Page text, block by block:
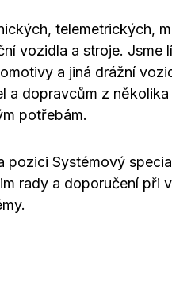
telemetrických,
vozidla a stroje. Jsme
a jiná drážní
dopravcům z
potřebám.
pozici Systémový
rady a doporučení při